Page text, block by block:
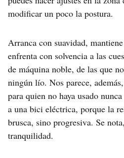
modificar un poco la postura.
Arranca con suavidad,
enfrenta con solvencia a las
de máquina noble, de las que
ningún lío. Nos parece,
para quien no haya usado
a una bici eléctrica, porque la
brusca, sino progresiva. Se
tranquilidad.